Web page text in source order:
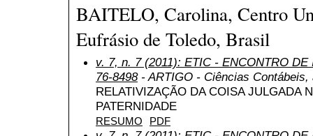
BAITELO, Carolina, Centro
Eufrásio de Toledo, Brasil
v. 7, n. 7 (2011): ETIC - ENCONTRO
76-8498- ARTIGO - Ciências Contábeis,
RELATIVIZAÇÃO DA COISA JULGADA
PATERNIDADE
RESUMO PDF